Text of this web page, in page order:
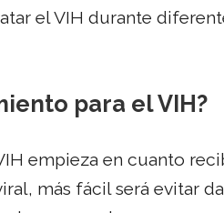
el VIH durante
para el VIH?
empieza en cuanto
más fácil será evitar